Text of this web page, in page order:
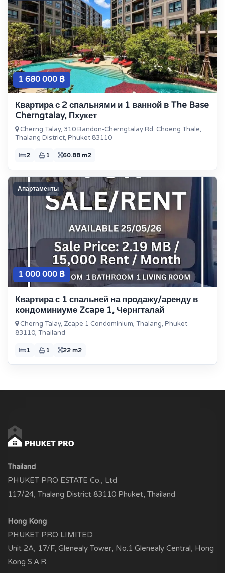
1 680 000 ฿
Квартира с 2 спальнями и 1 ванной в The Base
Cherngtalay, Пхукет
Cherng Talay, 310 Bandon-Cherngtalay Rd, Choeng Thale,
Thalang District, Phuket 83110
2 1 60.88 m2
Апартаменты
1 000 000 ฿
Квартира с 1 спальней на продажу/аренду в
кондоминиуме Zcape 1, Чернгталай
Cherng Talay, Zcape 1 Condominium, Thalang, Phuket
83110, Thailand
1 1 22 m2
Thailand
PHUKET PRO ESTATE Co., Ltd
117/24, Thalang District 83110 Phuket, Thailand
Hong Kong
PHUKET PRO LIMITED
Unit 2A, 17/F, Glenealy Tower, No.1 Glenealy Central, Hong
Kong S.A.R